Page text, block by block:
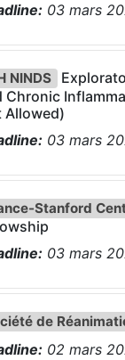
03 mars
NINDS
Chronic
Allowed)
03 mars
Stanford
03 mars
de
02 mars